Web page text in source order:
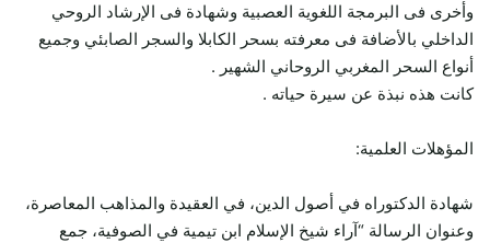
وأخرى فى البرمجة اللغوية العصبية وشهادة فى الإرشاد الروحي
الداخلي بالأضافة فى معرفته بسحر الكابلا والسجر الصابئي وجميع
أنواع السحر المغربي الروحاني الشهير .
كانت هذه نبذة عن سيرة حياته .
المؤهلات العلمية:
شهادة الدكتوراه في أصول الدين، في العقيدة والمذاهب المعاصرة،
وعنوان الرسالة “آراء شيخ الإسلام ابن تيمية في الصوفية، جمع